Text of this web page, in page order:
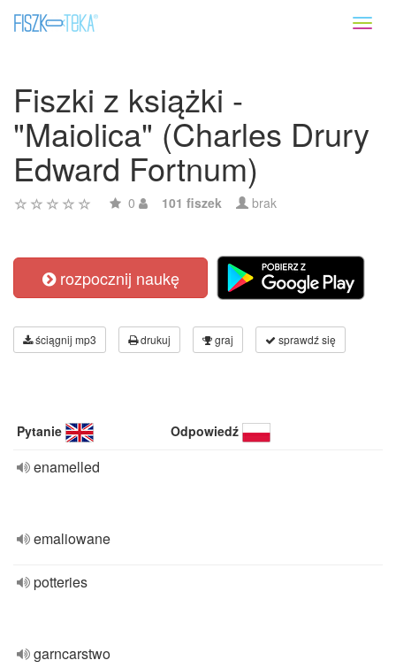
Fiszki z książki -
"Maiolica" (Charles Drury
Edward Fortnum)
0 101 fiszek brak
rozpocznij naukę
ściągnij mp3 drukuj graj sprawdź się
Pytanie Odpowiedź
enamelled
emaliowane
potteries
garncarstwo